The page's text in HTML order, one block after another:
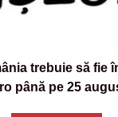
trebuie să fie
până pe 25